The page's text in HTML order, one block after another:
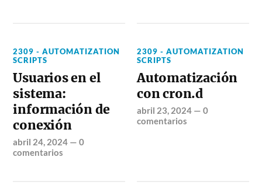
2309 - AUTOMATIZATION
SCRIPTS
Usuarios en el
sistema:
información de
conexión
abril 24, 2024 —0
comentarios
2309 - AUTOMATIZATION
SCRIPTS
Automatización
con cron.d
abril 23, 2024 —0
comentarios